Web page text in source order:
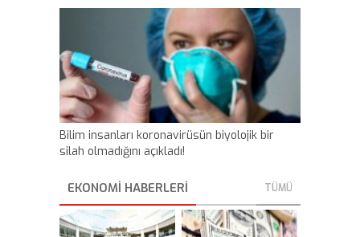
Bilim insanları koronavirüsün biyolojik bir
silah olmadığını açıkladı!
EKONOMI HABERLERİ TÜMÜ